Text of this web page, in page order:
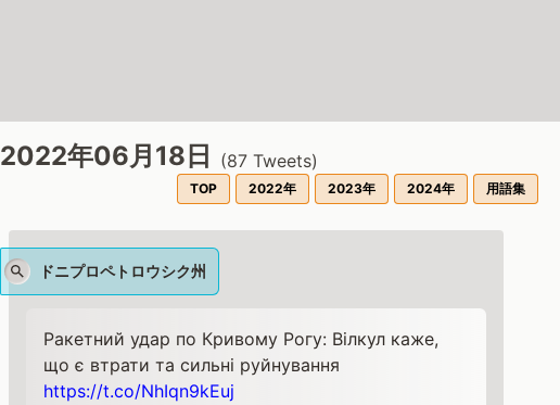
2022年06月18日 (87 Tweets)
TOP 2022年 2023年 2024年 用語集
ドニプロペトロウシク州
Ракетний удар по Кривому Рогу: Вілкул каже,
що є втрати та сильні руйнування
https://t.co/NhIqn9kEuj